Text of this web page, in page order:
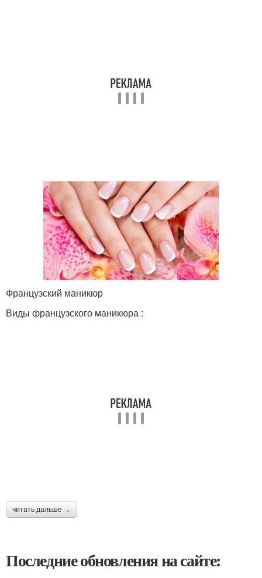
Французский маникюр
Виды французского маникюра :
читать дальше →
Последние обновления на сайте: